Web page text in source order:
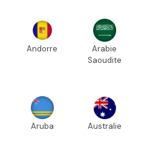
Andorre
Arabie
Saoudite
Aruba Australie